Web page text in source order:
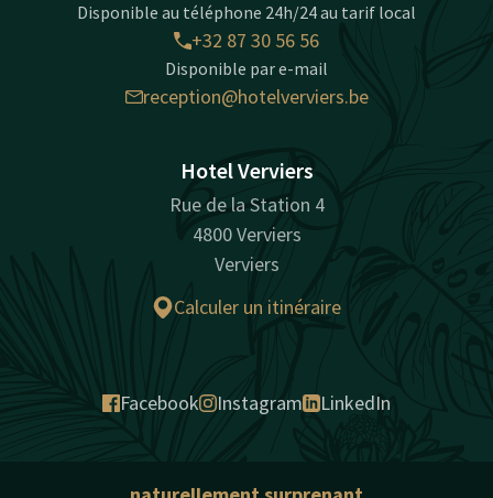
Disponible au téléphone 24h/24 au tarif local
+32 87 30 56 56
Disponible par e-mail
reception@hotelverviers.be
Hotel Verviers
Rue de la Station 4
4800 Verviers
Verviers
Calculer un itinéraire
Facebook Instagram LinkedIn